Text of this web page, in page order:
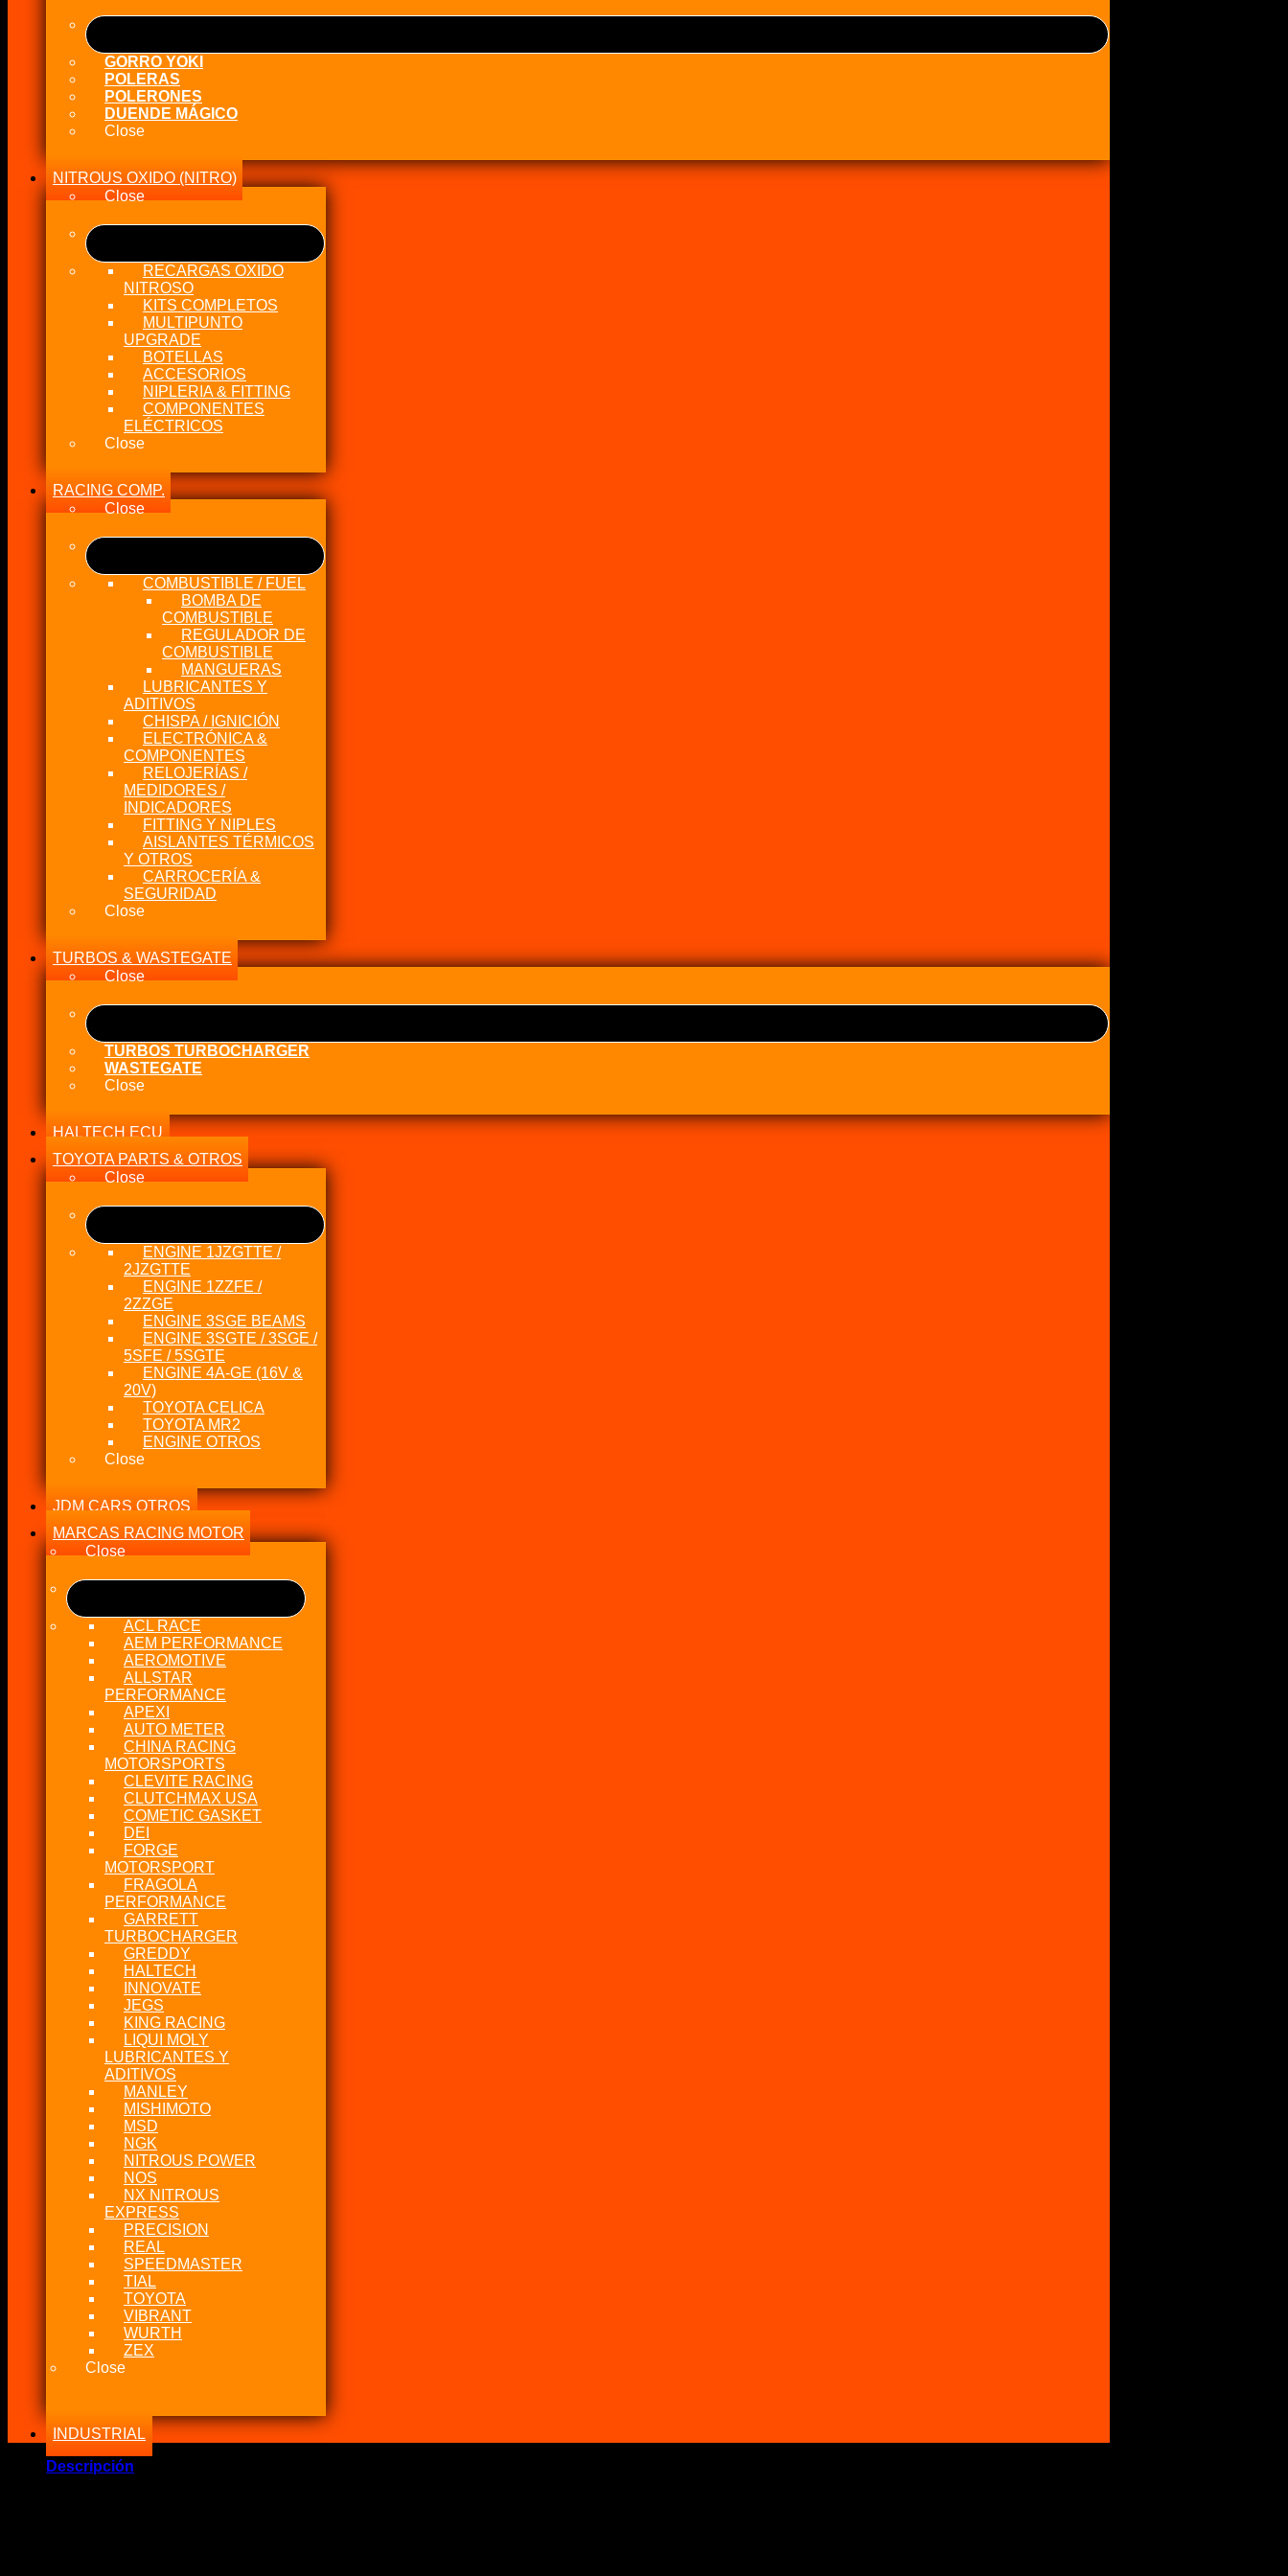
GORRO YOKI
POLERAS
POLERONES
DUENDE MÁGICO
Close
NITROUS OXIDO (NITRO)
Close
RECARGAS OXIDO
NITROSO
KITS COMPLETOS
MULTIPUNTO
UPGRADE
BOTELLAS
ACCESORIOS
NIPLERIA & FITTING
COMPONENTES
ELÉCTRICOS
Close
RACING COMP.
Close
COMBUSTIBLE / FUEL
BOMBA DE
COMBUSTIBLE
REGULADOR DE
COMBUSTIBLE
MANGUERAS
LUBRICANTES Y
ADITIVOS
CHISPA / IGNICIÓN
ELECTRÓNICA &
COMPONENTES
RELOJERÍAS /
MEDIDORES /
INDICADORES
FITTING Y NIPLES
AISLANTES TÉRMICOS
Y OTROS
CARROCERÍA &
SEGURIDAD
Close
TURBOS & WASTEGATE
Close
TURBOS TURBOCHARGER
WASTEGATE
Close
HALTECH ECU
TOYOTA PARTS & OTROS
Close
ENGINE 1JZGTTE /
2JZGTTE
ENGINE 1ZZFE /
2ZZGE
ENGINE 3SGE BEAMS
ENGINE 3SGTE / 3SGE /
5SFE / 5SGTE
ENGINE 4A-GE (16V &
20V)
TOYOTA CELICA
TOYOTA MR2
ENGINE OTROS
Close
JDM CARS OTROS
MARCAS RACING MOTOR
Close
ACL RACE
AEM PERFORMANCE
AEROMOTIVE
ALLSTAR
PERFORMANCE
APEXI
AUTO METER
CHINA RACING
MOTORSPORTS
CLEVITE RACING
CLUTCHMAX USA
COMETIC GASKET
DEI
FORGE
MOTORSPORT
FRAGOLA
PERFORMANCE
GARRETT
TURBOCHARGER
GREDDY
HALTECH
INNOVATE
JEGS
KING RACING
LIQUI MOLY
LUBRICANTES Y
ADITIVOS
MANLEY
MISHIMOTO
MSD
NGK
NITROUS POWER
NOS
NX NITROUS
EXPRESS
PRECISION
REAL
SPEEDMASTER
TIAL
TOYOTA
VIBRANT
WURTH
ZEX
Close
INDUSTRIAL
Descripción